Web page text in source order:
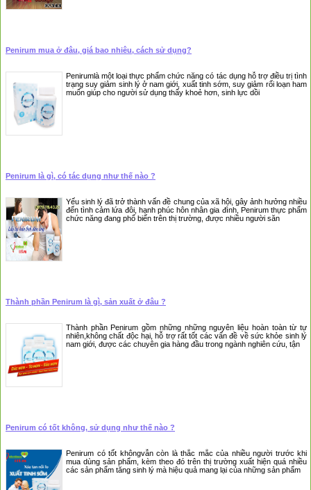
Penirum mua ở đâu, giá bao nhiêu, cách sử dụng?
Penirumlà một loại thực phẩm chức năng có tác dụng hỗ trợ điều trị tình
trạng suy giảm sinh lý ở nam giới, xuất tinh sớm, suy giảm rối loạn ham
muốn giúp cho người sử dụng thấy khoẻ hơn, sinh lực dồi
Penirum là gì, có tác dụng như thế nào ?
Yếu sinh lý đã trở thành vấn đề chung của xã hội, gây ảnh hưởng nhiều
đến tình cảm lứa đôi, hạnh phúc hôn nhân gia đình, Penirum thực phẩm
chức năng đang phổ biến trên thị trường, được nhiều người săn
Thành phần Penirum là gì, sản xuất ở đâu ?
Thành phần Penirum gồm những những nguyên liệu hoàn toàn từ tự
nhiên,không chất độc hại, hỗ trợ rất tốt các vấn đề về sức khỏe sinh lý
nam giới, được các chuyên gia hàng đầu trong ngành nghiên cứu, tận
Penirum có tốt không, sử dụng như thế nào ?
Penirum có tốt khôngvẫn còn là thắc mắc của nhiều người trước khi
mua dùng sản phẩm, kèm theo đó trên thị trường xuất hiện quá nhiều
các sản phẩm tăng sinh lý mà hiệu quả mang lại của những sản phẩm